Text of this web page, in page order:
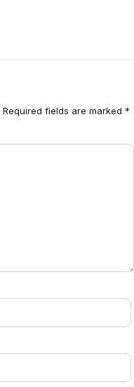
Required fields are marked *